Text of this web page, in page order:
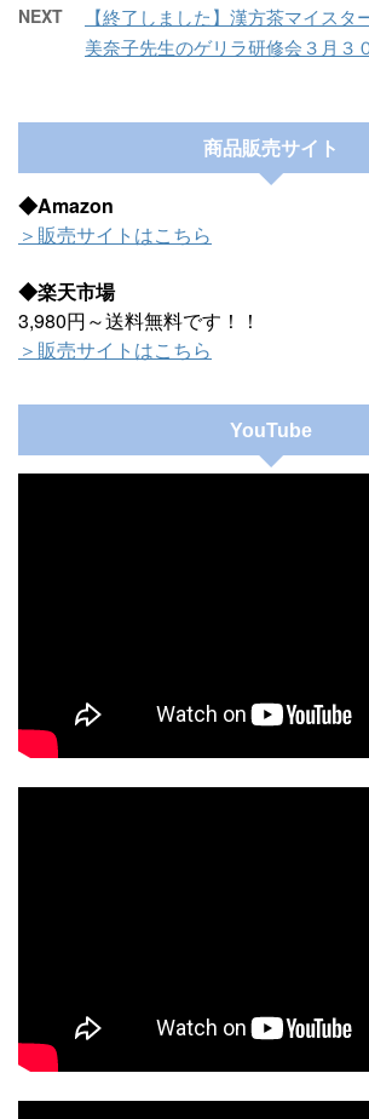
NEXT
【終了しました】漢方茶マイスタ
美奈子先生のゲリラ研修会３月３
商品販売サイト
◆Amazon
＞販売サイトはこちら
◆楽天市場
3,980円～送料無料です！！
＞販売サイトはこちら
YouTube